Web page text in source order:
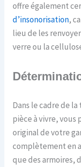
offre également
d’insonorisation,
lieu de les
verre ou la
Dans le cadre de
pièce à vivre, vous
original de votre
complètement en
que des armoires,